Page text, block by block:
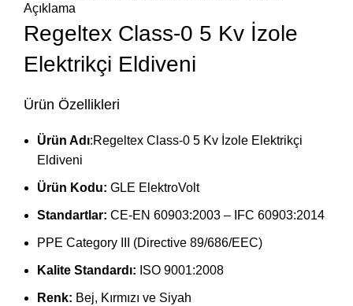
Açıklama
Regeltex Class-0 5 Kv İzole
Elektrikçi Eldiveni
Ürün Özellikleri
Ürün Adı:Regeltex Class-0 5 Kv İzole Elektrikçi
Eldiveni
Ürün Kodu: GLE ElektroVolt
Standartlar: CE-EN 60903:2003 – IFC 60903:2014
PPE Category III (Directive 89/686/EEC)
Kalite Standardı: ISO 9001:2008
Renk: Bej, Kırmızı ve Siyah